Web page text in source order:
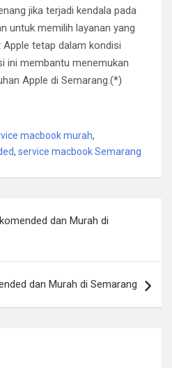
jika terjadi kendala pada
untuk memilih layanan yang
tetap dalam kondisi
ini membantu menemukan
Apple di Semarang.(*)
macbook murah,
, service macbook Semarang
dan Murah di
dan Murah di Semarang